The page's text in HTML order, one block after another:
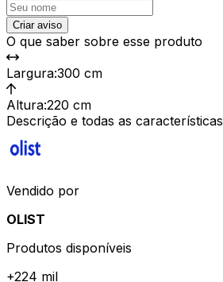
Criar aviso
O que saber sobre esse produto
Largura:300 cm
Altura:220 cm
Descrição e todas as características
Vendido por
OLIST
Produtos disponíveis
+224 mil